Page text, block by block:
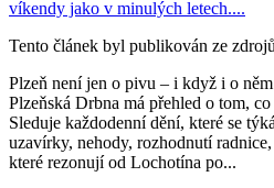
víkendy jako v minulých letech....
Tento článek byl publikován ze zdrojů
Plzeň není jen o pivu – i když i o něm
Plzeňská Drbna má přehled o tom,
Sleduje každodenní dění, které se
uzavírky, nehody, rozhodnutí
které rezonují od Lochotína po...